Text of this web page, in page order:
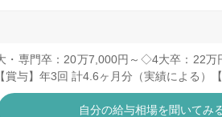
・専門卒：20万7,000円～◇4大卒：22
与】年3回 計4.6ヶ月分（実績による）
自分の給与相場を聞いてみ